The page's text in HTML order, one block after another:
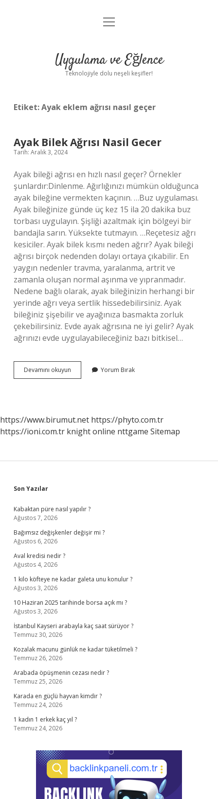
Anasayfa
Yasal Uyarı
menüyü
Uygulama ve Eğlence
Teknolojiyle dolu neşeli keşifler!
Etiket:Ayak eklem ağrısı nasıl geçer
Ayak Bilek Ağrısı Nasil Gecer
Tarih: Aralık 3, 2024
Ayak bileği ağrısı en hızlı nasıl geçer? Örnekler
şunlardır:Dinlenme. Ağırlığınızı mümkün olduğunca
ayak bileğine vermekten kaçının. …Buz uygulaması.
Ayak bileğinize günde üç kez 15 ila 20 dakika buz
torbası uygulayın. Şişliği azaltmak için bölgeyi bir
bandajla sarın. Yüksekte tutmayın. …Reçetesiz ağrı
kesiciler. Ayak bilek kısmı neden ağrır? Ayak bileği
ağrısı birçok nedenden dolayı ortaya çıkabilir. En
yaygın nedenler travma, yaralanma, artrit ve
zamanla oluşan normal aşınma ve yıpranmadır.
Nedene bağlı olarak, ayak bileğinizin herhangi bir
yerinde ağrı veya sertlik hissedebilirsiniz. Ayak
bileğiniz şişebilir ve ayağınıza basmakta zorluk
çekebilirsiniz. Evde ayak ağrısına ne iyi gelir? Ayak
ağrınızı evde uygulayabileceğiniz bazı bitkisel…
Devamını okuyun
Bilek
Yorum Bırak
https://www.birumut.net https://phyto.com.tr
https://ioni.com.tr knight online nttgame Sitemap
Sidebar
Son Yazılar
Kabaktan püre nasıl yapılır ?
Ağustos 7, 2026
Bağımsız değişkenler değişir mi ?
Ağustos 6, 2026
Aval kredisi nedir ?
Ağustos 4, 2026
1 kilo köfteye ne kadar galeta unu konulur ?
Ağustos 3, 2026
10 Haziran 2025 tarihinde borsa açık mı ?
Ağustos 3, 2026
İstanbul Kayseri arabayla kaç saat sürüyor ?
Temmuz 30, 2026
Kozalak macunu günlük ne kadar tüketilmeli ?
Temmuz 26, 2026
Arabada öpüşmenin cezası nedir ?
Temmuz 25, 2026
Karada en güçlü hayvan kimdir ?
Temmuz 24, 2026
1 kadın 1 erkek kaç yıl ?
Temmuz 24, 2026